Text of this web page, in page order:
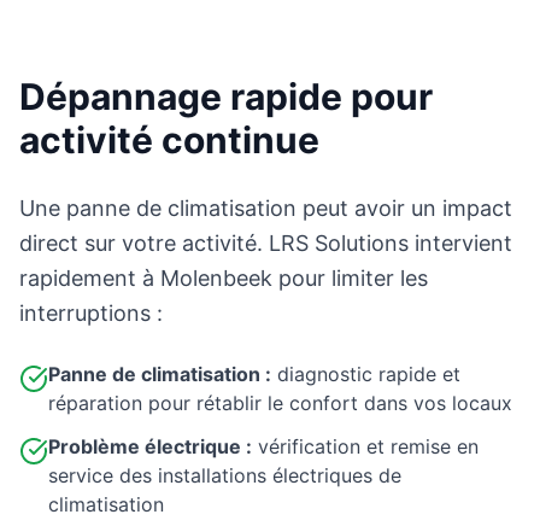
Dépannage rapide pour
activité continue
Une panne de climatisation peut avoir un impact
direct sur votre activité. LRS Solutions intervient
rapidement à Molenbeek pour limiter les
interruptions :
Panne de climatisation : diagnostic rapide et
réparation pour rétablir le confort dans vos locaux
Problème électrique : vérification et remise en
service des installations électriques de
climatisation